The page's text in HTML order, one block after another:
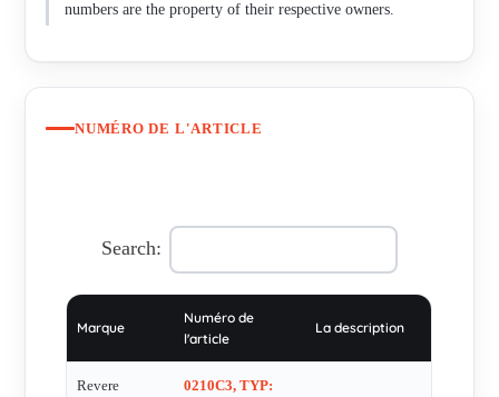
numbers are the property of their respective owners.
NUMÉRO DE L'ARTICLE
Search:
Marque
Numéro de
l'article
La description
Revere
0210C3, TYP: